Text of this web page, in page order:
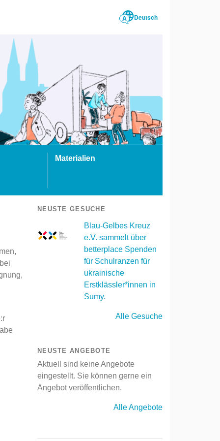
Deutsch
Materialien
NEUSTE GESUCHE
Blau-Gelbes Kreuz
e.V. sammelt über
betterplace Spenden
für Schulranzen für
ukrainische
Erstklässler*innen in
Sumy.
Alle Gesuche
NEUSTE ANGEBOTE
Aktuell sind keine Angebote
eingestellt. Sie können gerne ein
Angebot veröffentlichen.
Alle Angebote